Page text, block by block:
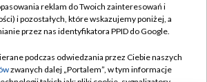
Cyfrowa
Moje zgody
Pomoc
Kontakt
reklam do Twoich zainteresowań i
i pozostałych, które wskazujemy poniżej, a
przez nas identyfikatora PPID do Google.
podczas odwiedzania przez Ciebie naszych
zwanych dalej „Portalem”, w tym informacje